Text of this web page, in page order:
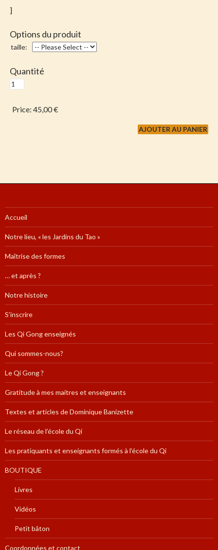
]
Options du produit
taille:
Quantité
Price: 45,00 €
Accueil
Notre lieu, « les Jardins du Tao »
Maîtrise des formes
… et après ?
Notre histoire
S’inscrire
Les Qi Gong enseignés
Qui sommes-nous?
Le Qi Gong ?
Gratitude à mes maitres et enseignants
Textes et articles de Dominique Banizette
Le réseau de l’école du Qi
Les pratiquants et enseignants formés à l’école du Qi
BOUTIQUE
Livres
Vidéos
Petit bâton
Coordonnées et contact